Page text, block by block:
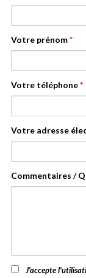
Votre prénom*
Votre téléphone*
Votre adresse
Commentaires /
J'accepte